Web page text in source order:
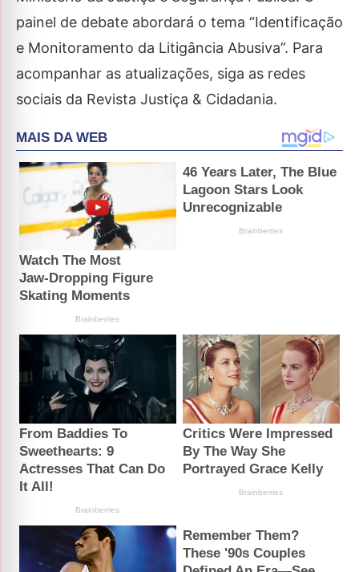
painel de debate abordará o tema “Identificação
e Monitoramento da Litigância Abusiva”. Para
acompanhar as atualizações, siga as redes
sociais da Revista Justiça & Cidadania.